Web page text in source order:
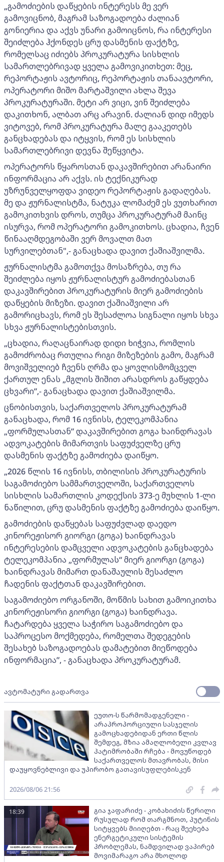
„გამოძიების დაწყების ინტერესს მე ვერ
გამოვიცნობ, მაგრამ საზოგადოება ძალიან
გონიერია და აქვს უნარი გამოიცნოს, რა ინტერესი
შეიძლება ჰქონდეს ცრუ დასმენის ფაქტზე,
რომელსაც იძიებს პროკურატურა სისხლის
სამართლებრივად ყველა გამოვიკითხეთ: მეც,
რეპორტაჟის ავტორიც, რეპორტაჟის თანაავტორი,
ოპერატორი მიშო მარტაშვილი ახლა შევა
პროკურატურაში. მეტი არ ვიცი, ვინ შეიძლება
დაკითხონ, ალბათ არც არავინ. ძალიან დიდ იმედს
ვიტოვებ, რომ პროკურატურა მალე გააკეთებს
განცხადებას და იტყვის, რომ ეს სისხლის
სამართლებრივი დევნა შეწყვიტა.
ოპერატორს წყაროსთან დაკავშირებით არანაირი
ინფორმაცია არ აქვს. ის ტექნიკურად
უზრუნველყოფდა ვიდეო რეპორტაჟის გადაღებას.
მე და ჟურნალისტმა, ნატუკა ლომაძემ ეს ვუთხარით
გამოკითხვის დროს, თუმცა პროკურატურამ მაინც
ისურვა, რომ ოპერატორი გამოკითხოს. ცხადია, ჩვენ
წინააღმდეგობაში ვერ მოვალთ მათ
სურვილებთან",- განაცხადა დავით ქაშიაშვილმა.
ჟურნალისტმა გამოთქვა მოსაზრება, თუ რა
შეიძლება იყოს ჟურნალისტურ გამოძიებასთან
დაკავშირებით პროკურატურის მიერ გამოძიების
დაწყების მიზეზი. დავით ქაშიაშვილი არ
გამორიცხავს, რომ ეს შესაძლოა სიგნალი იყოს სხვა
სხვა ჟურნალისტებისთვის.
„ცხადია, რაღაცნაირად დიდი ხიჭვია, რომლის
გამოძრობაც რთულია რიგი მიზეზების გამო, მაგრამ
მოვიშველიებ ჩვენს ღრმა და ყოვლისმომცველ
ქართულ ენას „მგლის შიშით არასდროს გაწყდება
ცხვარი”,- განაცხადა დავით ქაშიაშვილმა.
ცნობისთვის, საქართველოს პროკურატურამ
განაცხადა, რომ 16 ივნისს, ტელეკომპანია
„ფორმულასთან” დაკავშირებით გოგა ხაინდრავას
ადვოკატების მიმართვის საფუძველზე ცრუ
დასმენის ფაქტზე გამოძიება დაიწყო.
„2026 წლის 16 ივნისს, თბილისის პროკურატურის
საგამოძიებო სამმართველოში, საქართველოს
სისხლის სამართლის კოდექსის 373-ე მუხლის 1-ლი
ნაწილით, ცრუ დასმენის ფაქტზე გამოძიება დაიწყო.
გამოძიების დაწყებას საფუძვლად დაედო
კინორეჟისორ გიორგი (გოგა) ხაინდრავას
ინტერესების დამცველი ადვოკატების განცხადება
ტელეკომპანია „ფორმულას“ მიერ გიორგი (გოგა)
ხაინდრავას მიმართ დანაშაულის შესაძლო
ჩადენის ფაქტთან დაკავშირებით.
საგამოძიებო ორგანოში, მოწმის სახით გამოიკითხა
კინორეჟისორი გიორგი (გოგა) ხაინდრავა.
ჩატარდება ყველა საჭირო საგამოძიებო და
საპროცესო მოქმედება, რომელთა შედეგების
შესახებ საზოგადოებას დამატებით მიეწოდება
ინფორმაცია”, - განაცხადა პროკურატურამ.
ავტომატური გადართვა
ეუთო-ს წარმომადგენელი -
არაპროპორციული სასჯელის
გამოცხადებიდან ერთი წლის
შემდეგ, მზია ამაღლობელი კვლავ
პატიმრობაში რჩება - მოვუწოდებ
საქართველოს მთავრობას, მისი
დაუყოვნებლივი და უპირობო გათავისუფლებისკენ
2026/08/06 21:56
გია ჯაფარიძე - კობახიძის წერილი
რუსულად რომ თარგმნოთ, პუტინის
სიტყვებს მიიღებთ - რაც შეეხება
ენერგეტიკული სისტემის
პრობლემას, ნამდვილად ვაპირებ
მოვიმარაგო არა მხოლოდ
18:39